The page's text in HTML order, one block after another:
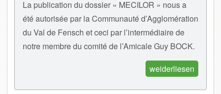
La publication du dossier « MECILOR » nous a
été autorisée par la Communauté d’Agglomération
du Val de Fensch et ceci par l’intermédiaire de
notre membre du comité de l’Amicale Guy BOCK.
weiderliesen